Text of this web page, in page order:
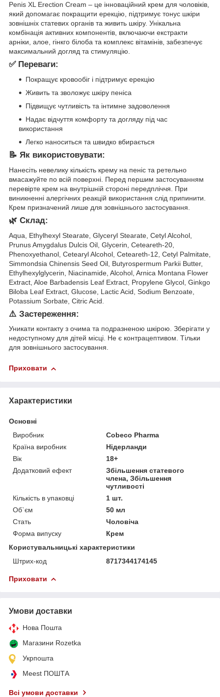
Penis XL Erection Cream – це інноваційний крем для чоловіків,
який допомагає покращити ерекцію, підтримує тонус шкіри
зовнішніх статевих органів та живить шкіру. Унікальна
комбінація активних компонентів, включаючи екстракти
арніки, алое, гінкго білоба та комплекс вітамінів, забезпечує
максимальний догляд та стимуляцію.
✅ Переваги:
Покращує кровообіг і підтримує ерекцію
Живить та зволожує шкіру пеніса
Підвищує чутливість та інтимне задоволення
Надає відчуття комфорту та догляду під час
використання
Легко наноситься та швидко вбирається
📝 Як використовувати:
Нанесіть невелику кількість крему на пеніс та ретельно
вмасажуйте по всій поверхні. Перед першим застосуванням
перевірте крем на внутрішній стороні передпліччя. При
виникненні алергічних реакцій використання слід припинити.
Крем призначений лише для зовнішнього застосування.
🌿 Склад:
Aqua, Ethylhexyl Stearate, Glyceryl Stearate, Cetyl Alcohol,
Prunus Amygdalus Dulcis Oil, Glycerin, Ceteareth-20,
Phenoxyethanol, Cetearyl Alcohol, Ceteareth-12, Cetyl Palmitate,
Simmondsia Chinensis Seed Oil, Butyrospermum Parkii Butter,
Ethylhexylglycerin, Niacinamide, Alcohol, Arnica Montana Flower
Extract, Aloe Barbadensis Leaf Extract, Propylene Glycol, Ginkgo
Biloba Leaf Extract, Glucose, Lactic Acid, Sodium Benzoate,
Potassium Sorbate, Citric Acid.
⚠️ Застереження:
Уникати контакту з очима та подразненою шкірою. Зберігати у
недоступному для дітей місці. Не є контрацептивом. Тільки
для зовнішнього застосування.
Приховати
Характеристики
Основні
Виробник
Cobeco Pharma
Країна виробник
Нідерланди
Вік
18+
Додатковий ефект
Збільшення статевого
члена, Збільшення
чутливості
Кількість в упаковці
1 шт.
Об`єм
50 мл
Стать
Чоловіча
Форма випуску
Крем
Користувальницькі характеристики
Штрих-код
8717344174145
Приховати
Умови доставки
Нова Пошта
Магазини Rozetka
Укрпошта
Meest ПОШТА
Всі умови доставки